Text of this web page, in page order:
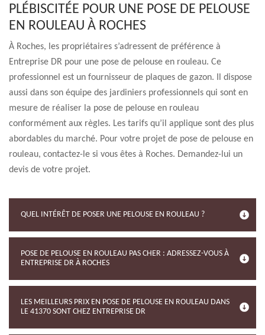
PLÉBISCITÉE POUR UNE POSE DE PELOUSE
EN ROULEAU À ROCHES
À Roches, les propriétaires s’adressent de préférence à
Entreprise DR pour une pose de pelouse en rouleau. Ce
professionnel est un fournisseur de plaques de gazon. Il dispose
aussi dans son équipe des jardiniers professionnels qui sont en
mesure de réaliser la pose de pelouse en rouleau
conformément aux règles. Les tarifs qu’il applique sont des plus
abordables du marché. Pour votre projet de pose de pelouse en
rouleau, contactez-le si vous êtes à Roches. Demandez-lui un
devis de votre projet.
QUEL INTÉRÊT DE POSER UNE PELOUSE EN ROULEAU ?
POSE DE PELOUSE EN ROULEAU PAS CHER : ADRESSEZ-VOUS À
ENTREPRISE DR À ROCHES
LES MEILLEURS PRIX EN POSE DE PELOUSE EN ROULEAU DANS
LE 41370 SONT CHEZ ENTREPRISE DR